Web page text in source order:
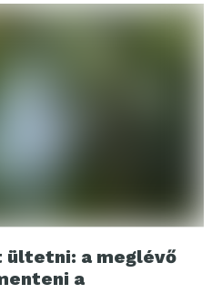
ültetni: a meglévő
a